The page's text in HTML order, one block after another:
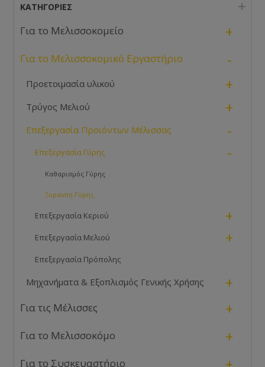
περιβάλλοντος εργασίας του μηχανήματος.
ΚΑΤΗΓΟΡΊΕΣ
Για το Μελισσοκομείο +
Για το Μελισσοκομικό Εργαστήριο -
Προετοιμασία υλικού +
Τρύγος Μελιού +
Επεξεργασία Προιόντων Μέλισσας -
Επεξεργασία Γύρης -
Καθαρισμός Γύρης
Ξυρανση Γύρης
Επεξεργασία Κεριού +
Επεξεργασία Μελιού +
Επεξεργασία Πρόπολης
Μηχανήματα & Εξοπλισμός Γενικής Χρήσης +
Για τις Μέλισσες +
Για το Μελισσοκόμο +
Για το Συσκευαστήριο